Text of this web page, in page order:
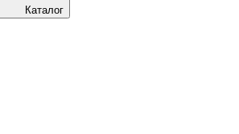
Каталог